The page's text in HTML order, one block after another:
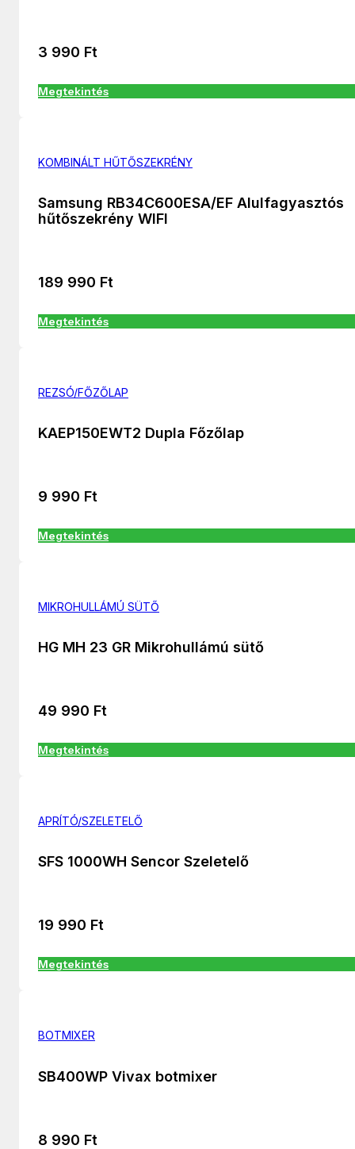
3 990 Ft
Megtekintés
KOMBINÁLT HŰTŐSZEKRÉNY
Samsung RB34C600ESA/EF Alulfagyasztós
hűtőszekrény WIFI
189 990 Ft
Megtekintés
REZSÓ/FŐZŐLAP
KAEP150EWT2 Dupla Főzőlap
9 990 Ft
Megtekintés
MIKROHULLÁMÚ SÜTŐ
HG MH 23 GR Mikrohullámú sütő
49 990 Ft
Megtekintés
APRÍTÓ/SZELETELŐ
SFS 1000WH Sencor Szeletelő
19 990 Ft
Megtekintés
BOTMIXER
SB400WP Vivax botmixer
8 990 Ft